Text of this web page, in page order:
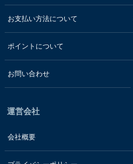
お支払い方法について
ポイントについて
お問い合わせ
運営会社
会社概要